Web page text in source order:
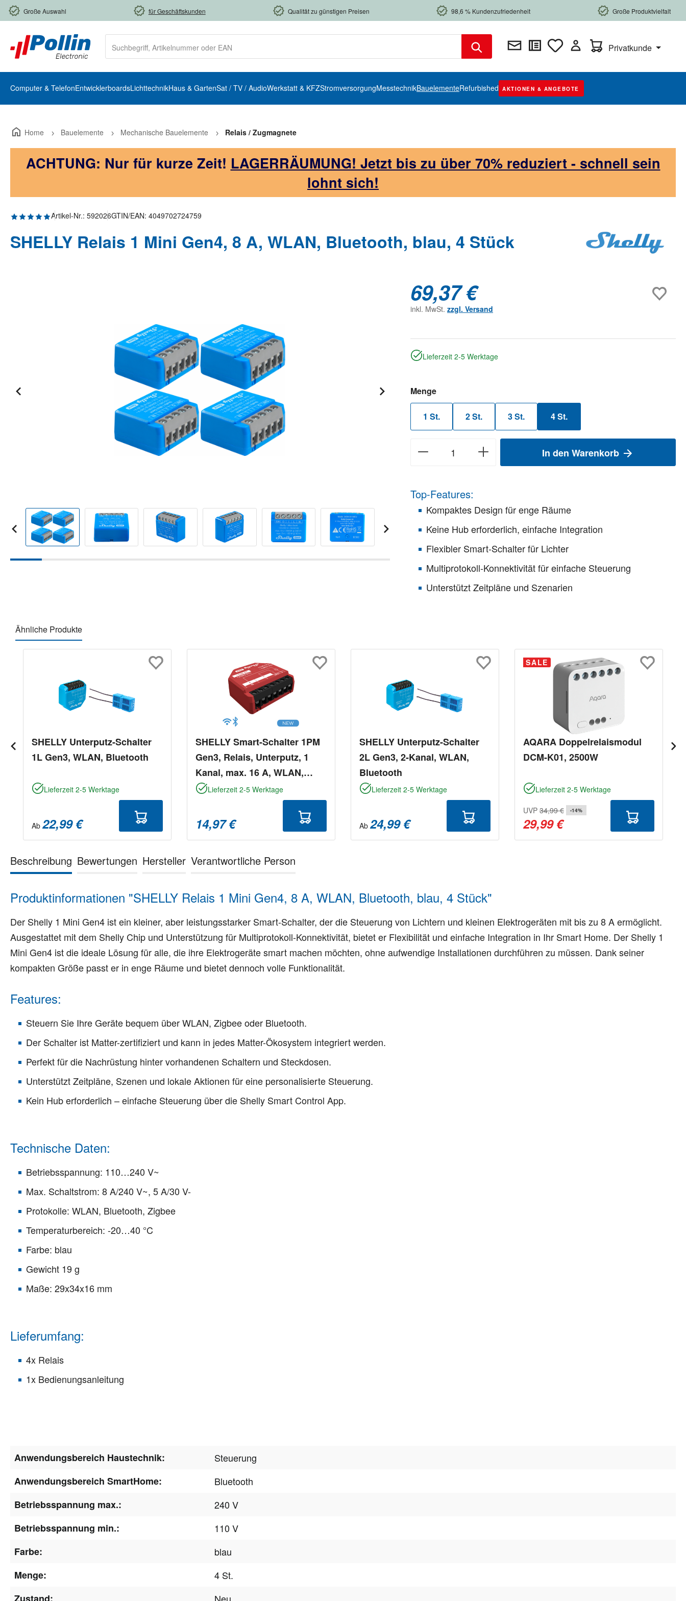
Hauptinhalt springen
Zur Suche springen
Zur Hauptnavigation springen
Große Auswahl für Geschäftskunden Qualität zu günstigen Preisen 98,6 % Kundenzufriedenheit Große Produktvielfalt
Warenkorb enthält 0
Privatkunde
Computer & TelefonEntwicklerboardsLichttechnikHaus & GartenSat / TV / AudioWerkstatt & KFZStromversorgungMesstechnikBauelementeRefurbished AKTIONEN & ANGEBOTE
Home Bauelemente Mechanische Bauelemente Relais / Zugmagnete
ACHTUNG: Nur für kurze Zeit! LAGERRÄUMUNG! Jetzt bis zu über 70% reduziert - schnell sein
lohnt sich!
Durchschnittliche Bewertung von 5 von 5 Sternen
Artikel-Nr.: 592026GTIN/EAN: 4049702724759
SHELLY Relais 1 Mini Gen4, 8 A, WLAN, Bluetooth, blau, 4 Stück
69,37 €
inkl. MwSt. zzgl. Versand
Lieferzeit 2-5 Werktage
Mengeauswählen
1 St. 2 St. 3 St. 4 St.
In den Warenkorb
Top-Features:
Kompaktes Design für enge Räume
Keine Hub erforderlich, einfache Integration
Flexibler Smart-Schalter für Lichter
Multiprotokoll-Konnektivität für einfache Steuerung
Unterstützt Zeitpläne und Szenarien
Ähnliche Produkte
SHELLY Unterputz-Schalter
1L Gen3, WLAN, Bluetooth
Lieferzeit 2-5 Werktage
Ab 22,99 €
SHELLY Smart-Schalter 1PM
Gen3, Relais, Unterputz, 1
Kanal, max. 16 A, WLAN,
Bluetooth
Lieferzeit 2-5 Werktage
14,97 €
SHELLY Unterputz-Schalter
2L Gen3, 2-Kanal, WLAN,
Bluetooth
Lieferzeit 2-5 Werktage
Ab 24,99 €
SALE
AQARA Doppelrelaismodul
DCM-K01, 2500W
Lieferzeit 2-5 Werktage
UVP 34,99 € -14%
29,99 €
Beschreibung Bewertungen Hersteller Verantwortliche Person
Produktinformationen "SHELLY Relais 1 Mini Gen4, 8 A, WLAN, Bluetooth, blau, 4 Stück"
Der Shelly 1 Mini Gen4 ist ein kleiner, aber leistungsstarker Smart-Schalter, der die Steuerung von Lichtern und kleinen Elektrogeräten mit bis zu 8 A ermöglicht.
Ausgestattet mit dem Shelly Chip und Unterstützung für Multiprotokoll-Konnektivität, bietet er Flexibilität und einfache Integration in Ihr Smart Home. Der Shelly 1
Mini Gen4 ist die ideale Lösung für alle, die ihre Elektrogeräte smart machen möchten, ohne aufwendige Installationen durchführen zu müssen. Dank seiner
kompakten Größe passt er in enge Räume und bietet dennoch volle Funktionalität.
Features:
Steuern Sie Ihre Geräte bequem über WLAN, Zigbee oder Bluetooth.
Der Schalter ist Matter-zertifiziert und kann in jedes Matter-Ökosystem integriert werden.
Perfekt für die Nachrüstung hinter vorhandenen Schaltern und Steckdosen.
Unterstützt Zeitpläne, Szenen und lokale Aktionen für eine personalisierte Steuerung.
Kein Hub erforderlich – einfache Steuerung über die Shelly Smart Control App.
Technische Daten:
Betriebsspannung: 110…240 V~
Max. Schaltstrom: 8 A/240 V~, 5 A/30 V-
Protokolle: WLAN, Bluetooth, Zigbee
Temperaturbereich: -20…40 °C
Farbe: blau
Gewicht 19 g
Maße: 29x34x16 mm
Lieferumfang:
4x Relais
1x Bedienungsanleitung
Anwendungsbereich Haustechnik:
Steuerung
Anwendungsbereich SmartHome:
Bluetooth
Betriebsspannung max.:
240 V
Betriebsspannung min.:
110 V
Farbe:
blau
Menge:
4 St.